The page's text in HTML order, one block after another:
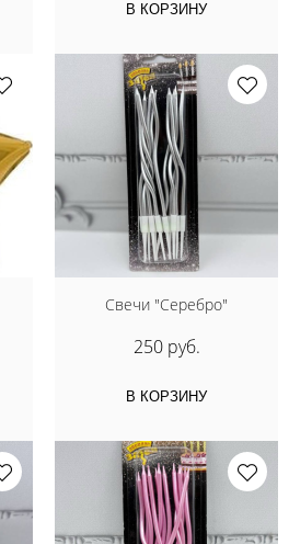
В КОРЗИНУ
Свечи "Серебро"
250 руб.
В КОРЗИНУ